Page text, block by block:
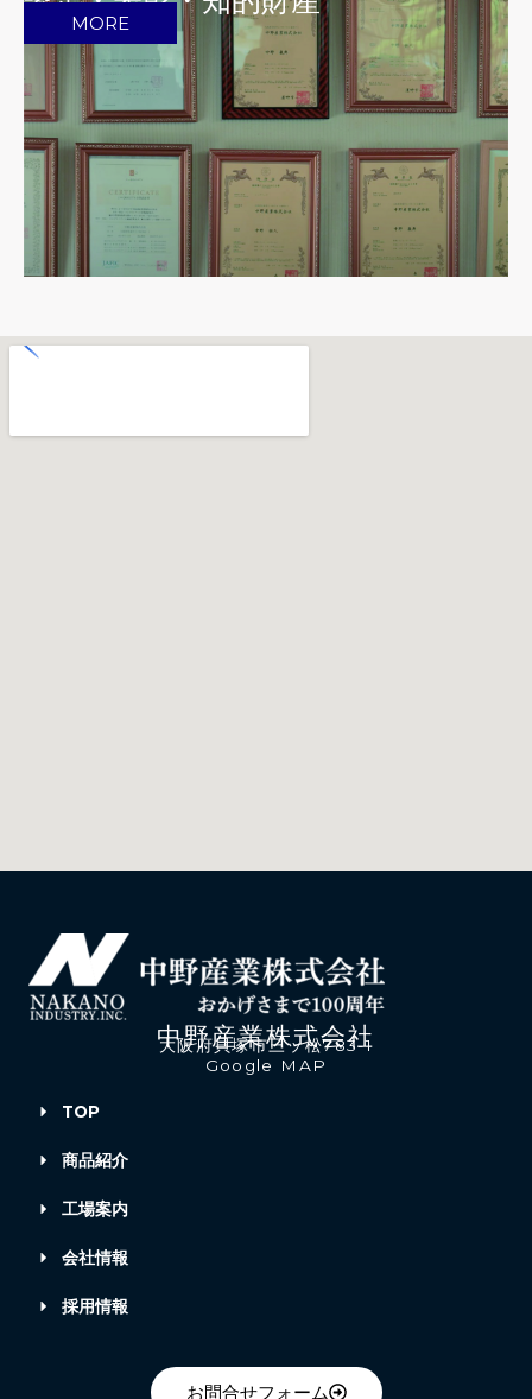
MORE
中野産業株式会社
大阪府貝塚市三ッ松783-1
Google MAP
TOP
商品紹介
工場案内
会社情報
採用情報
お問合せフォーム